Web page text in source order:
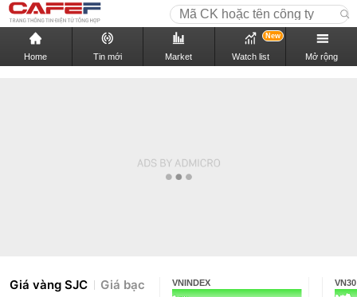
Home Tin mới Market Watch list
New
Mở rộng
Giá vàng SJC Giá bạc VNINDEX VN30